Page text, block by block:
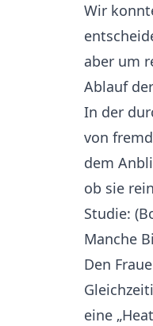
Wir
aber um
Ablauf
In der
von
dem
ob sie
Studie: (
Manche
Den
eine